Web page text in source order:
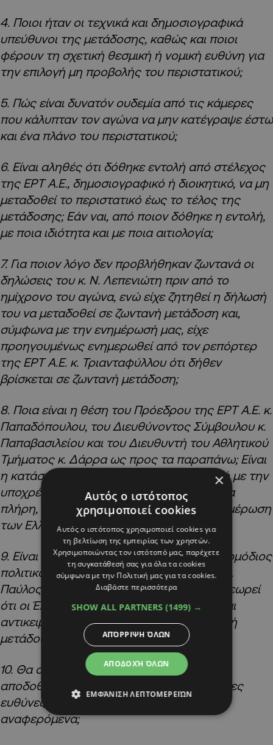
4. Ποιοι ήταν οι τεχνικά και δημοσιογραφικά
υπεύθυνοι της μετάδοσης, καθώς και ποιοι
φέρουν τη σχετική θεσμική ή νομική ευθύνη για
την επιλογή μη προβολής του περιστατικού;
5. Πώς είναι δυνατόν ουδεμία από τις κάμερες
που κάλυπταν τον αγώνα να μην κατέγραψε έστω
και ένα πλάνο του περιστατικού;
6. Είναι αληθές ότι δόθηκε εντολή από στέλεχος
της ΕΡΤ Α.Ε., δημοσιογραφικό ή διοικητικό, να μη
μεταδοθεί το περιστατικό έως το τέλος της
μετάδοσης; Εάν ναι, από ποιον δόθηκε η εντολή,
με ποια ιδιότητα και με ποια αιτιολογία;
7. Για ποιον λόγο δεν προβλήθηκαν ζωντανά οι
δηλώσεις του κ. Ν. Λεπενιώτη πριν από το
ημίχρονο του αγώνα, ενώ είχε ζητηθεί η δήλωσή
του να μεταδοθεί σε ζωντανή μετάδοση και,
σύμφωνα με την ενημέρωσή μας, είχε
προηγουμένως ενημερωθεί από τον ρεπόρτερ
της ΕΡΤ Α.Ε. κ. Τριανταφύλλου ότι δήθεν
βρίσκεται σε ζωντανή μετάδοση;
8. Ποια είναι η θέση του Πρόεδρου της ΕΡΤ Α.Ε. κ.
Παπαδόπουλου, του Διευθύνοντος Σύμβουλου κ.
Παπαβασιλείου και του Διευθυντή του Αθλητικού
Τμήματος κ. Δάρρα ως προς τα παραπάνω; Είναι
η κατάσταση αυτή αποδεκτή και συμβατή με την
υποχρέωση της δημόσιας τηλεόρασης για
πλήρη, αντικειμενική και αμερόληπτη ενημέρωση
των Ελλήνων πολιτών;
9. Είναι ενήμερη η πολιτική ηγεσία και ο αρμόδιος
πολιτικός προϊστάμενος για την ΕΡΤ Α.Ε. κ.
Παύλος Μαρινάκης για όσα συνέβησαν; Θεωρεί
ότι οι Έλληνες τηλεθεατές είχαν πλήρη και
αντικειμενική ενημέρωση κατά τον χθεσινή
μετάδοση του αγώνα;
10. Θα αναζητηθούν οι υπεύθυνοι και θα
αποδοθούν οι όποιες τυχόν προβλεπόμενες
ευθύνες ή κυρώσεις για τα παραπάνω
αναφερόμενα;
×
Αυτός ο ιστότοπος
χρησιμοποιεί cookies
Αυτός ο ιστότοπος χρησιμοποιεί cookies για
τη βελτίωση της εμπειρίας των χρηστών.
Χρησιμοποιώντας τον ιστότοπό μας, παρέχετε
τη συγκατάθεσή σας για όλα τα cookies
σύμφωνα με την Πολιτική μας για τα cookies.
Διαβάστε περισσότερα
SHOW ALL PARTNERS (1499) →
ΑΠΟΔΟΧΉ ΌΛΩΝ
ΑΠΌΡΡΙΨΗ ΌΛΩΝ
ΕΜΦΆΝΙΣΗ ΛΕΠΤΟΜΕΡΕΙΏΝ